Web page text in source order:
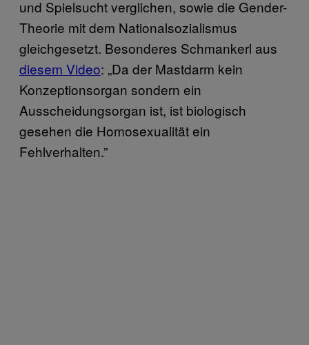
und Spielsucht verglichen, sowie die Gender-
Theorie mit dem Nationalsozialismus
gleichgesetzt. Besonderes Schmankerl aus
diesem Video: „Da der Mastdarm kein
Konzeptionsorgan sondern ein
Ausscheidungsorgan ist, ist biologisch
gesehen die Homosexualität ein
Fehlverhalten.”